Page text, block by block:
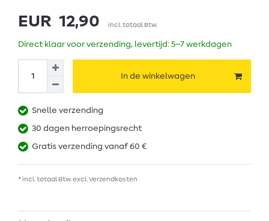
EUR 12,90 incl. totaal Btw.
Direct klaar voor verzending, levertijd: 5–7 werkdagen
In de winkelwagen
Snelle verzending
30 dagen herroepingsrecht
Gratis verzending vanaf 60 €
* incl. totaal Btw. excl.Verzendkosten